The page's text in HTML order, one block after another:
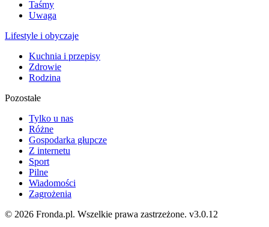
Taśmy
Uwaga
Lifestyle i obyczaje
Kuchnia i przepisy
Zdrowie
Rodzina
Pozostałe
Tylko u nas
Różne
Gospodarka głupcze
Z internetu
Sport
Pilne
Wiadomości
Zagrożenia
© 2026 Fronda.pl. Wszelkie prawa zastrzeżone. v3.0.12